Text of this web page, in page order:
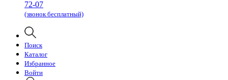
72-07
(звонок бесплатный)
Поиск
Каталог
Избранное
Войти